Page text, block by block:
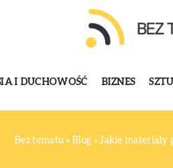
I DUCHOWOŚĆ BIZNES
Bez tematu »Blog »Jakie materiały